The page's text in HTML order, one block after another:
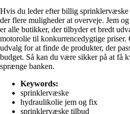
Hvis du leder efter billig
der flere muligheder at overveje. Jem
er alle butikker, der tilbyder et bredt
motorolie til konkurrencedygtige priser.
udvalg for at finde de produkter, der
budget. Så kan du være sikker på at få
sprænge banken.
Keywords:
sprinklervæske
hydraulikolie jem og fix
sprinklervæske tilbud